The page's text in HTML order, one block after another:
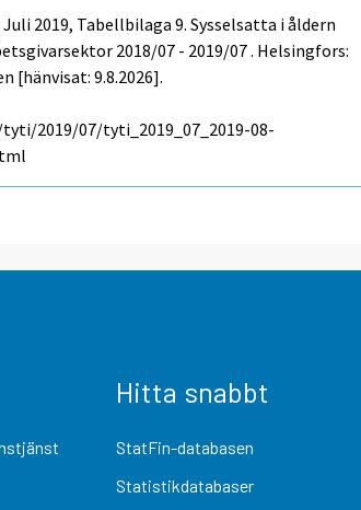
Juli 2019, Tabellbilaga 9. Sysselsatta i åldern
2018/07 - 2019/07 . Helsingfors:
[hänvisat: 9.8.2026].
2019/07/tyti_2019_07_2019-08-
Hitta snabbt
StatFin-databasen
Statistikdatabaser